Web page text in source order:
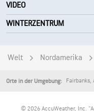
VIDEO
WINTERZENTRUM
Welt Nordamerika
Orte in der Umgebung: Fairbanks,
© 2026 AccuWeather, Inc.